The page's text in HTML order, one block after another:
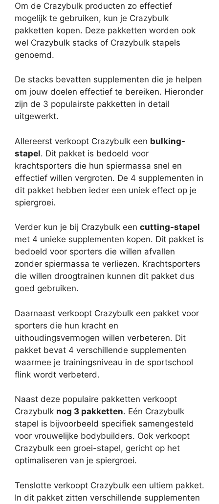
Om de Crazybulk producten zo effectief
mogelijk te gebruiken, kun je Crazybulk
pakketten kopen. Deze pakketten worden ook
wel Crazybulk stacks of Crazybulk stapels
genoemd.
De stacks bevatten supplementen die je helpen
om jouw doelen effectief te bereiken. Hieronder
zijn de 3 populairste pakketten in detail
uitgewerkt.
Allereerst verkoopt Crazybulk een bulking-
stapel. Dit pakket is bedoeld voor
krachtsporters die hun spiermassa snel en
effectief willen vergroten. De 4 supplementen in
dit pakket hebben ieder een uniek effect op je
spiergroei.
Verder kun je bij Crazybulk een cutting-stapel
met 4 unieke supplementen kopen. Dit pakket is
bedoeld voor sporters die willen afvallen
zonder spiermassa te verliezen. Krachtsporters
die willen droogtrainen kunnen dit pakket dus
goed gebruiken.
Daarnaast verkoopt Crazybulk een pakket voor
sporters die hun kracht en
uithoudingsvermogen willen verbeteren. Dit
pakket bevat 4 verschillende supplementen
waarmee je trainingsniveau in de sportschool
flink wordt verbeterd.
Naast deze populaire pakketten verkoopt
Crazybulk nog 3 pakketten. Eén Crazybulk
stapel is bijvoorbeeld specifiek samengesteld
voor vrouwelijke bodybuilders. Ook verkoopt
Crazybulk een groei-stapel, gericht op het
optimaliseren van je spiergroei.
Tenslotte verkoopt Crazybulk een ultiem pakket.
In dit pakket zitten verschillende supplementen